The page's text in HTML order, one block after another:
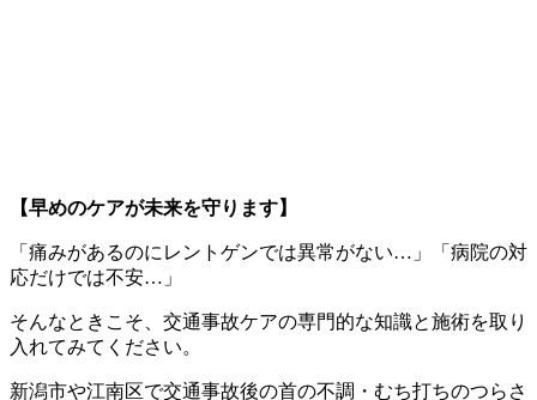
【早めのケアが未来を守ります】
「痛みがあるのにレントゲンでは異常がない…」「病院の対
応だけでは不安…」
そんなときこそ、交通事故ケアの専門的な知識と施術を取り
入れてみてください。
新潟市や江南区で交通事故後の首の不調・むち打ちのつらさ